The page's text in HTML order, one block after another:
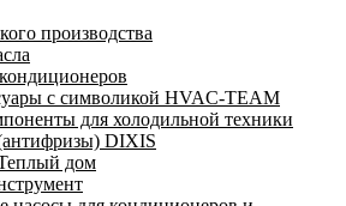
производства
с символикой HVAC-TEAM
для холодильной техники
DIXIS
дом